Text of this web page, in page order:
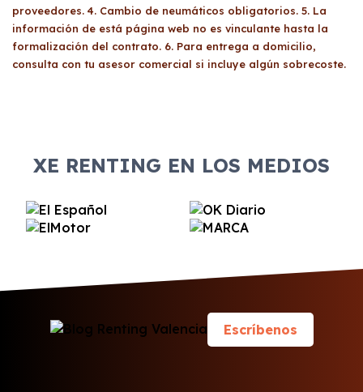
proveedores. 4. Cambio de neumáticos obligatorios. 5. La
información de está página web no es vinculante hasta la
formalización del contrato. 6. Para entrega a domicilio,
consulta con tu asesor comercial si incluye algún sobrecoste.
XE RENTING EN LOS MEDIOS
Escríbenos